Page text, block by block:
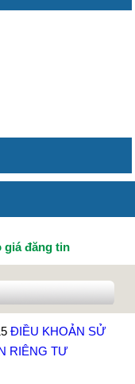
giá đăng tin
ĐIỀU KHOẢN SỬ
RIÊNG TƯ